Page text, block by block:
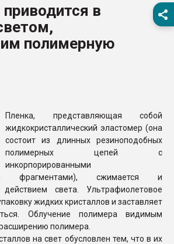
Подмосковье, Москва
28.07.2026
пластмасс
в
полимерную
Пленка, представляющая собой
жидкокристаллический эластомер (она
состоит из длинных резиноподобных
полимерных цепей с
инкорпорированными
фрагментами), сжимается и
света. Ультрафиолетовое
жидких кристаллов и заставляет
Облучение полимера видимым
полимера.
на свет обусловлен тем, что в их